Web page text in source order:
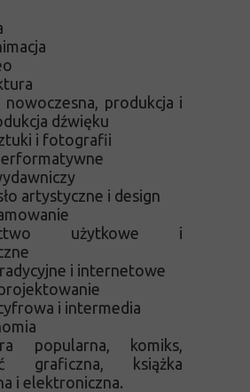
nowoczesna, produkcja i
dźwięku
i fotografii
artystyczne i design
użytkowe i
i internetowe
i intermedia
popularna, komiks,
graficzna, książka
i elektroniczna.